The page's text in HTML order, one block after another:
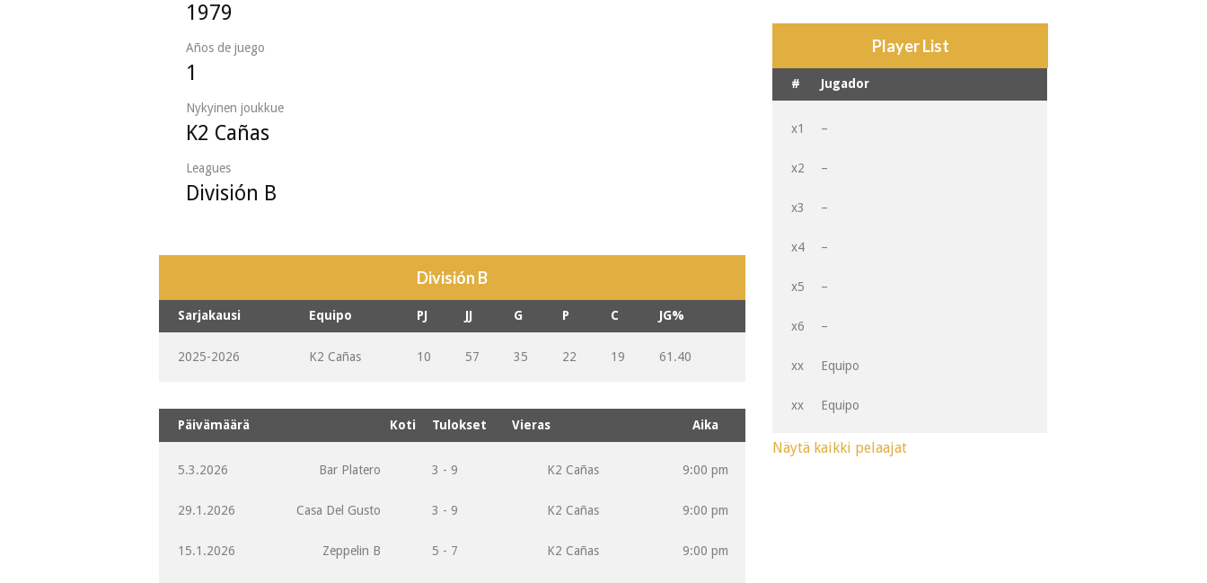
1979
Años de juego
1
Nykyinen joukkue
K2 Cañas
Leagues
División B
División B
Sarjakausi Equipo PJ JJ G P C JG%
2025-2026 K2 Cañas 10 57 35 22 19 61.40
Päivämäärä Koti Tulokset Vieras Aika
5.3.2026 Bar Platero 3 - 9 K2 Cañas 9:00 pm
29.1.2026 Casa Del Gusto 3 - 9 K2 Cañas 9:00 pm
15.1.2026 Zeppelin B 5 - 7 K2 Cañas 9:00 pm
Player List
# Jugador
x1 –
x2 –
x3 –
x4 –
x5 –
x6 –
xx Equipo
xx Equipo
Näytä kaikki pelaajat